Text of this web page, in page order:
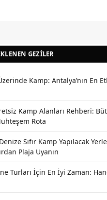
GEZILER
Kamp: Antalya’nın En
Kamp Alanları Rehberi:
Rota
Sıfır Kamp Yapılacak
Plaja Uyanın
Turları İçin En İyi Zaman: